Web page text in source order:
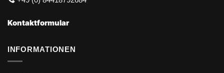
Kontaktformular
INFORMATIONEN